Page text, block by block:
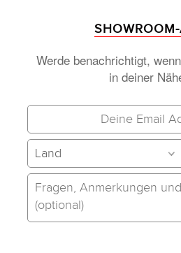
Werde benachrichtigt,
in deiner